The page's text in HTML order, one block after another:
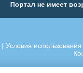
Портал не имеет
| Условия использования